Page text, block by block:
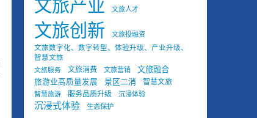
文旅产业 文旅人才
文旅创新
文旅投融资
文旅数字化、数字转型、体验升级、产业升级、
智慧文旅
文旅服务 文旅消费 文旅营销 文旅融合
旅游业高质量发展 景区二消 智慧文旅
智慧旅游 服务品质升级 沉浸体验
沉浸式体验 生态保护